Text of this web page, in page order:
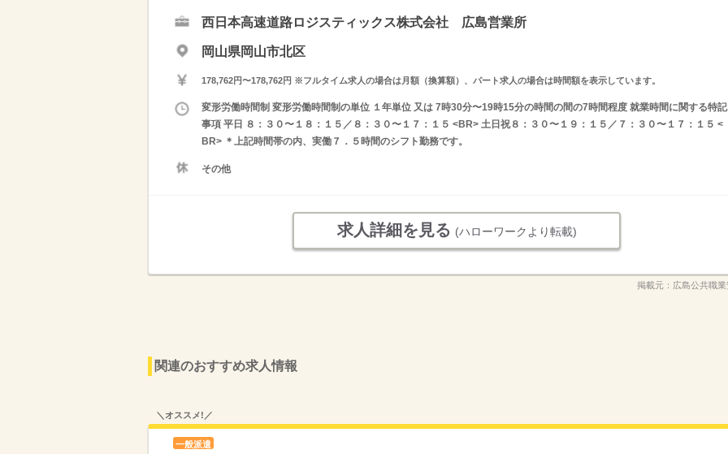
西日本高速道路ロジスティックス株式会社 広島営業所
岡山県岡山市北区
178,762円〜178,762円 ※フルタイム求人の場合は月額（換算額）、パート求人の場合は時間額を表示しています。
変形労働時間制 変形労働時間制の単位 １年単位 又は 7時30分〜19時15分の時間の間の7時間程度 就業時間に関する特記
事項 平日 ８：３０〜１８：１５／８：３０〜１７：１５ <BR> 土日祝８：３０〜１９：１５／７：３０〜１７：１５ <
BR> ＊上記時間帯の内、実働７．５時間のシフト勤務です。
その他
求人詳細を見る (ハローワークより転載)
掲載元： 広島公共職
関連のおすすめ求人情報
＼オススメ!／
一般派遣